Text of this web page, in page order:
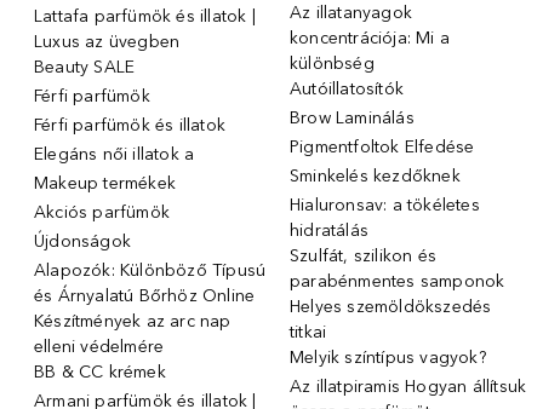
Lattafa parfümök és illatok |
Luxus az üvegben
Beauty SALE
Férfi parfümök
Férfi parfümök és illatok
Elegáns női illatok ️a
Makeup termékek
Akciós parfümök
Újdonságok
Alapozók: Különböző Típusú
és Árnyalatú Bőrhöz Online
Készítmények az arc nap
elleni védelmére
BB & CC krémek
Armani parfümök és illatok |
Az illatanyagok
koncentrációja: Mi a
különbség
Autóillatosítók
Brow Laminálás
Pigmentfoltok Elfedése
Sminkelés kezdőknek
Hialuronsav: a tökéletes
hidratálás
Szulfát, szilikon és
parabénmentes samponok
Helyes szemöldökszedés
titkai
Melyik színtípus vagyok?
Az illatpiramis Hogyan állítsuk